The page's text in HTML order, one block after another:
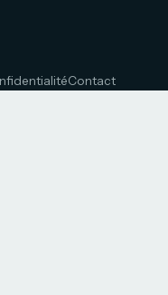
Contact